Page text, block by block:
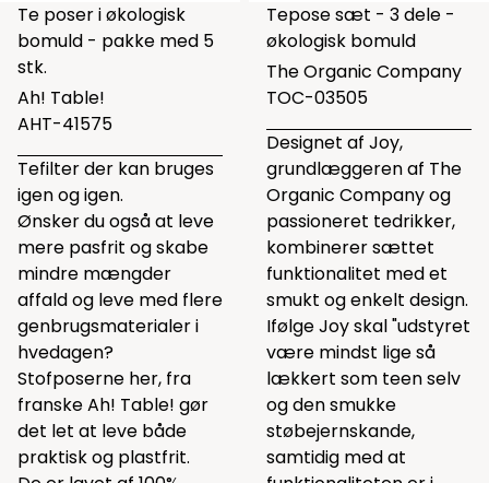
Te poser i økologisk
bomuld - pakke med 5
stk.
Ah! Table!
AHT-41575
Tefilter der kan bruges
igen og igen.
Ønsker du også at leve
mere pasfrit og skabe
mindre mængder
affald og leve med flere
genbrugsmaterialer i
hvedagen?
Stofposerne her, fra
franske Ah! Table! gør
det let at leve både
praktisk og plastfrit.
Tepose sæt - 3 dele -
økologisk bomuld
The Organic Company
TOC-03505
Designet af Joy,
grundlæggeren af The
Organic Company og
passioneret tedrikker,
kombinerer sættet
funktionalitet med et
smukt og enkelt design.
Ifølge Joy skal "udstyret
være mindst lige så
lækkert som teen selv
og den smukke
støbejernskande,
samtidig med at